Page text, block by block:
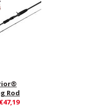
Rod
€47,19